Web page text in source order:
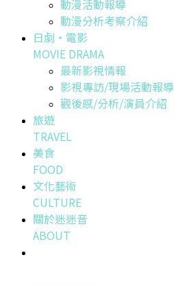
動漫活動報導
動漫分析考察介紹
日劇・電影
MOVIE DRAMA
最新影視情報
影視專訪/現場活動報導
觀後感/分析/演員介紹
旅遊
TRAVEL
美食
FOOD
文化藝術
CULTURE
關於迷迷音
ABOUT